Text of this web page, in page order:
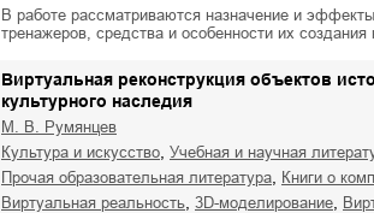
В работе рассматриваются назначение и
тренажеров, средства и особенности их создания
Виртуальная реконструкция объектов
культурного наследия
М. В. Румянцев
культура и искусство
учебная и научная
прочая образовательная литература книги о
виртуальная реальность 3D-моделирование